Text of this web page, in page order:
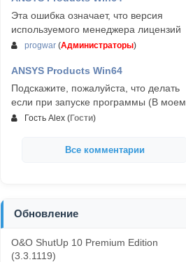
Эта ошибка означает, что версия
используемого менеджера лицензий
progwar (Администраторы)
ANSYS Products Win64
Подскажите, пожалуйста, что делать
если при запуске программы (В моем
Гость Alex (Гости)
Все комментарии
Обновление
O&O ShutUp 10 Premium Edition
(3.3.1119)